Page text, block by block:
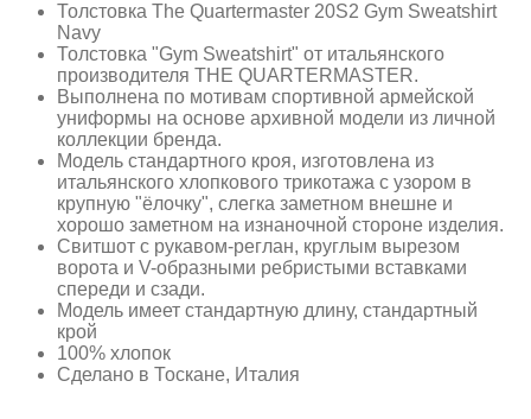
Толстовка The Quartermaster 20S2 Gym Sweatshirt
Navy
Толстовка "Gym Sweatshirt" от итальянского
производителя THE QUARTERMASTER.
Выполнена по мотивам спортивной армейской
униформы на основе архивной модели из личной
коллекции бренда.
Модель стандартного кроя, изготовлена из
итальянского хлопкового трикотажа с узором в
крупную "ёлочку", слегка заметном внешне и
хорошо заметном на изнаночной стороне изделия.
Свитшот с рукавом-реглан, круглым вырезом
ворота и V-образными ребристыми вставками
спереди и сзади.
Модель имеет стандартную длину, стандартный
крой
100% хлопок
Сделано в Тоскане, Италия